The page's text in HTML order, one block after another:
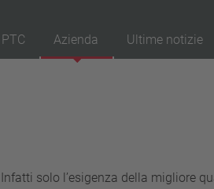
Azienda Ultime notizie
UL
Infatti solo l’esigenza della migliore